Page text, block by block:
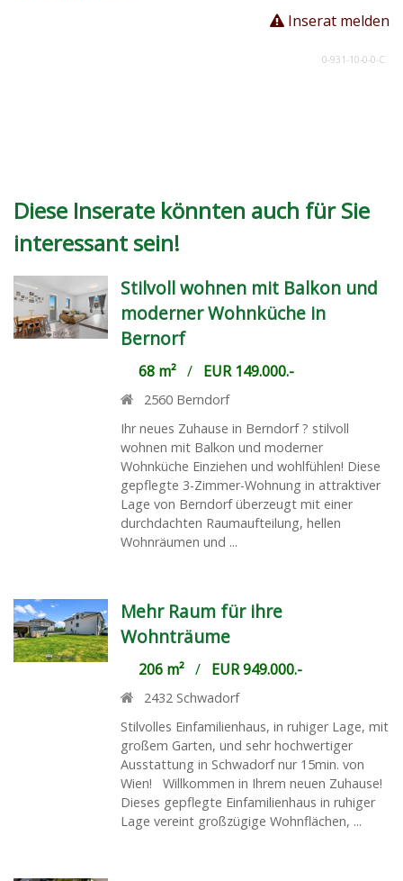
Inserat melden
0-931-10-0-0-C
Diese Inserate könnten auch für Sie
interessant sein!
Stilvoll wohnen mit Balkon und
moderner Wohnküche in
Bernorf
68 m²/ EUR 149.000.-
2560 Berndorf
Ihr neues Zuhause in Berndorf ? stilvoll
wohnen mit Balkon und moderner
Wohnküche Einziehen und wohlfühlen! Diese
gepflegte 3-Zimmer-Wohnung in attraktiver
Lage von Berndorf überzeugt mit einer
durchdachten Raumaufteilung, hellen
Wohnräumen und ...
Mehr Raum für ihre
Wohnträume
206 m²/ EUR 949.000.-
2432 Schwadorf
Stilvolles Einfamilienhaus, in ruhiger Lage, mit
großem Garten, und sehr hochwertiger
Ausstattung in Schwadorf nur 15min. von
Wien! Willkommen in Ihrem neuen Zuhause!
Dieses gepflegte Einfamilienhaus in ruhiger
Lage vereint großzügige Wohnflächen, ...